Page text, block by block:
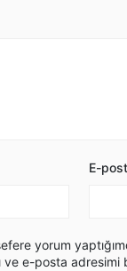
E-
yorum
ve e-posta adresimi